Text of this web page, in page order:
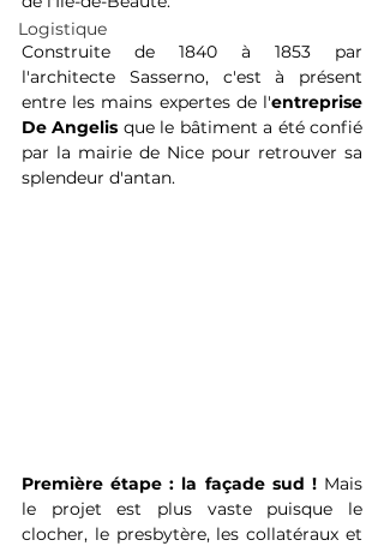
Logistique
Construite de 1840 à 1853 par
l'architecte Sasserno, c'est à présent
entre les mains expertes de l'entreprise
De Angelis que le bâtiment a été confié
par la mairie de Nice pour retrouver sa
splendeur d'antan.
Première étape : la façade sud ! Mais
le projet est plus vaste puisque le
clocher, le presbytère, les collatéraux et